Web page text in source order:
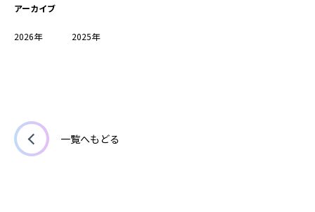
アーカイブ
2026年 2025年
一覧へもどる